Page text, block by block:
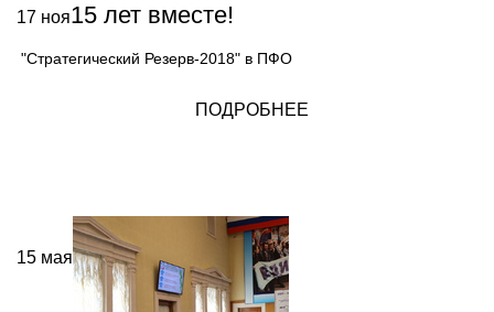
17 ноя15 лет вместе!
"Стратегический Резерв-2018" в ПФО
ПОДРОБНЕЕ
15 мая